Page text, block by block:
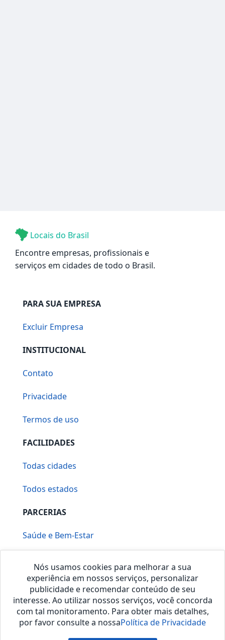
Locais do Brasil
Encontre empresas, profissionais e
serviços em cidades de todo o Brasil.
PARA SUA EMPRESA
Excluir Empresa
INSTITUCIONAL
Contato
Privacidade
Termos de uso
FACILIDADES
Todas cidades
Todos estados
PARCERIAS
Saúde e Bem-Estar
Nós usamos cookies para melhorar a sua
experiência em nossos serviços, personalizar
publicidade e recomendar conteúdo de seu
interesse. Ao utilizar nossos serviços, você concorda
com tal monitoramento. Para obter mais detalhes,
por favor consulte a nossaPolítica de Privacidade